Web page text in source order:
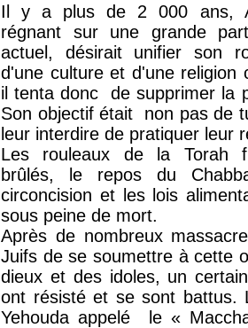
Il y a plus de 2 000 ans,
régnant sur une grande
actuel, désirait unifier son
d'une culture et d'une religion
il tenta donc de supprimer la
Son objectif était non pas de
leur interdire de pratiquer leur
Les rouleaux de la Torah
brûlés, le repos du
circoncision et les lois
sous peine de mort.
Après de nombreux
Juifs de se soumettre à cette
dieux et des idoles, un
ont résisté et se sont battus.
Yehouda appelé le «